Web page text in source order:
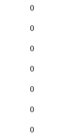
0
0
0
0
0
0
0